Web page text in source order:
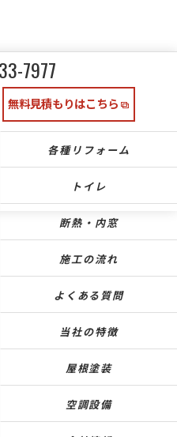
7977
無料見積もりはこちら
各種リフォーム
トイレ
断熱・内窓
施工の流れ
よくある質問
当社の特徴
屋根塗装
空調設備